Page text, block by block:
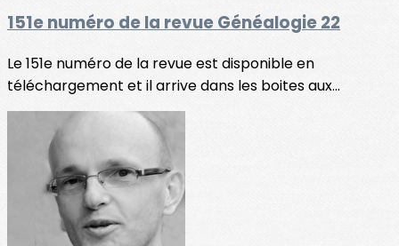
151e numéro de la revue Généalogie 22
Le 151e numéro de la revue est disponible en
téléchargement et il arrive dans les boites aux...